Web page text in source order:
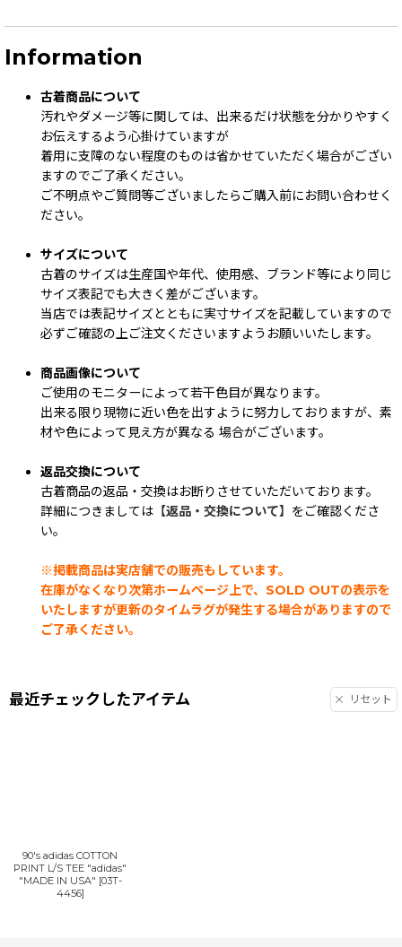
Information
古着商品について
汚れやダメージ等に関しては、出来るだけ状態を分かりやすく
お伝えするよう心掛けていますが
着用に支障のない程度のものは省かせていただく場合がござい
ますのでご了承ください。
ご不明点やご質問等ございましたらご購入前にお問い合わせく
ださい。
サイズについて
古着のサイズは生産国や年代、使用感、ブランド等により同じ
サイズ表記でも大きく差がございます。
当店では表記サイズとともに実寸サイズを記載していますので
必ずご確認の上ご注文くださいますようお願いいたします。
商品画像について
ご使用のモニターによって若干色目が異なります。
出来る限り現物に近い色を出すように努力しておりますが、素
材や色によって見え方が異なる 場合がございます。
返品交換について
古着商品の返品・交換はお断りさせていただいております。
詳細につきましては 【返品・交換について】 をご確認くださ
い。
※掲載商品は実店舗での販売もしています。
在庫がなくなり次第ホームページ上で、SOLD OUTの表示を
いたしますが更新のタイムラグが発生する場合がありますので
ご了承ください。
最近チェックしたアイテム リセット
90's adidas COTTON
PRINT L/S TEE "adidas"
"MADE IN USA" [03T-
4456]